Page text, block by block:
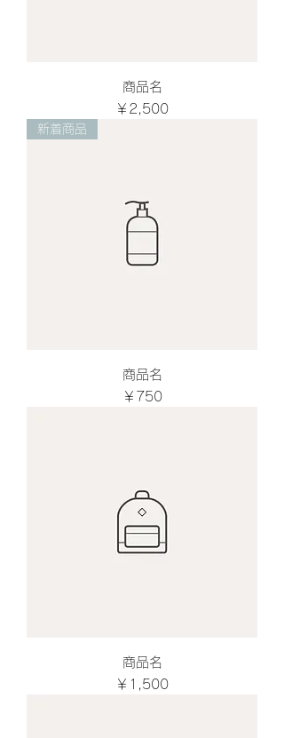
商品名
価格
￥2,500
新着商品
商品名
価格
￥750
商品名
価格
￥1,500